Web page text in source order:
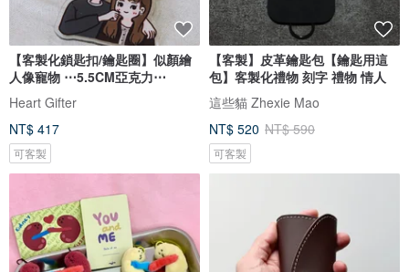
【客製化鎖匙扣/鑰匙圈】似顏繪
人像寵物 ⋯5.5CM亞克力⋯
Heart Gifter
NT$ 417
可客製
【客製】皮革鑰匙包【鑰匙用這
包】客製化禮物 刻字 禮物 情人
這些貓 Zhexie Mao
NT$ 520 NT$ 590
可客製